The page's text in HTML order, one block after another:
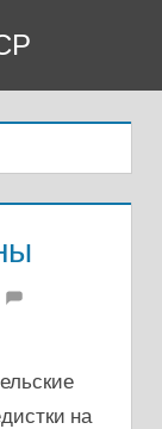
на